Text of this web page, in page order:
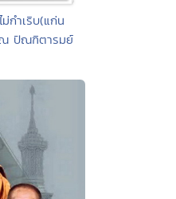
กำเริบ(แก่น
ปัณฑิตารมย์